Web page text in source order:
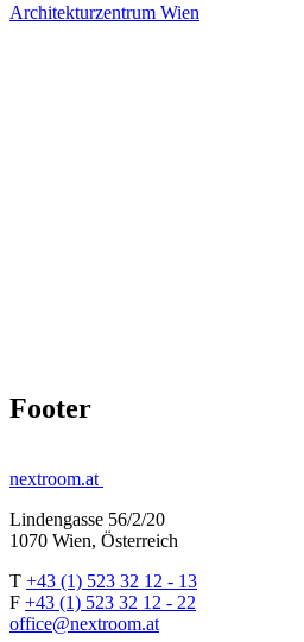
Architekturzentrum Wien
Footer
nextroom.at
Lindengasse 56/2/20
1070 Wien, Österreich
T +43 (1) 523 32 12 - 13
F +43 (1) 523 32 12 - 22
office@nextroom.at